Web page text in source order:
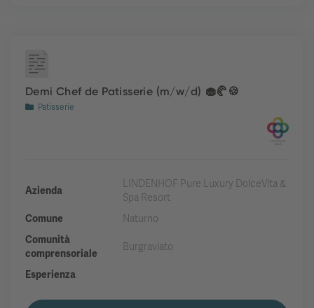
Demi Chef de Patisserie (m/w/d) 🧁🥐🍪
Patisserie
Azienda
LINDENHOF Pure Luxury DolceVita &
Spa Resort
Comune
Naturno
Comunità
comprensoriale
Burgraviato
Esperienza